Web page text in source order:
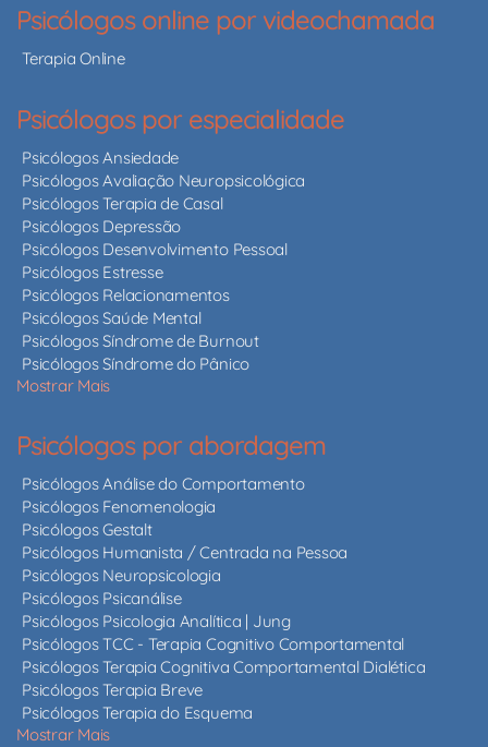
Psicólogos online por videochamada
Terapia Online
Psicólogos por especialidade
Psicólogos Ansiedade
Psicólogos Avaliação Neuropsicológica
Psicólogos Terapia de Casal
Psicólogos Depressão
Psicólogos Desenvolvimento Pessoal
Psicólogos Estresse
Psicólogos Relacionamentos
Psicólogos Saúde Mental
Psicólogos Síndrome de Burnout
Psicólogos Síndrome do Pânico
Mostrar Mais
Psicólogos por abordagem
Psicólogos Análise do Comportamento
Psicólogos Fenomenologia
Psicólogos Gestalt
Psicólogos Humanista / Centrada na Pessoa
Psicólogos Neuropsicologia
Psicólogos Psicanálise
Psicólogos Psicologia Analítica | Jung
Psicólogos TCC - Terapia Cognitivo Comportamental
Psicólogos Terapia Cognitiva Comportamental Dialética
Psicólogos Terapia Breve
Psicólogos Terapia do Esquema
Mostrar Mais